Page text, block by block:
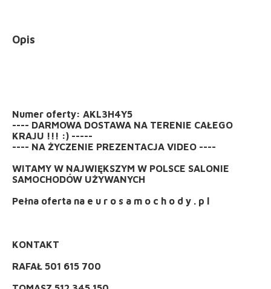
Opis
Numer oferty: AKL3H4Y5
---- DARMOWA DOSTAWA NA TERENIE CAŁEGO
KRAJU !!! :) -----
---- NA ŻYCZENIE PREZENTACJA VIDEO ----
WITAMY W NAJWIĘKSZYM W POLSCE SALONIE
SAMOCHODÓW UŻYWANYCH
Pełna oferta na e u r o s a m o c h o d y . p l
KONTAKT
RAFAŁ 501 615 700